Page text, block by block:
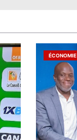
ÉCONOMIE